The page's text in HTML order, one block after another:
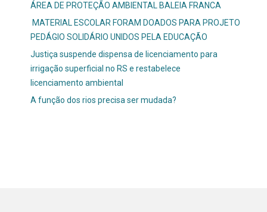
ÁREA DE PROTEÇÃO AMBIENTAL BALEIA FRANCA
MATERIAL ESCOLAR FORAM DOADOS PARA PROJETO
PEDÁGIO SOLIDÁRIO UNIDOS PELA EDUCAÇÃO
Justiça suspende dispensa de licenciamento para
irrigação superficial no RS e restabelece
licenciamento ambiental
A função dos rios precisa ser mudada?